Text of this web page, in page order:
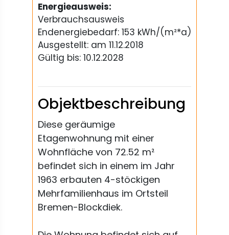
Energieausweis:
Verbrauchsausweis
Endenergiebedarf: 153 kWh/(m²*a)
Ausgestellt: am 11.12.2018
Gültig bis: 10.12.2028
Objektbeschreibung
Diese geräumige
Etagenwohnung mit einer
Wohnfläche von 72.52 m²
befindet sich in einem im Jahr
1963 erbauten 4-stöckigen
Mehrfamilienhaus im Ortsteil
Bremen-Blockdiek.